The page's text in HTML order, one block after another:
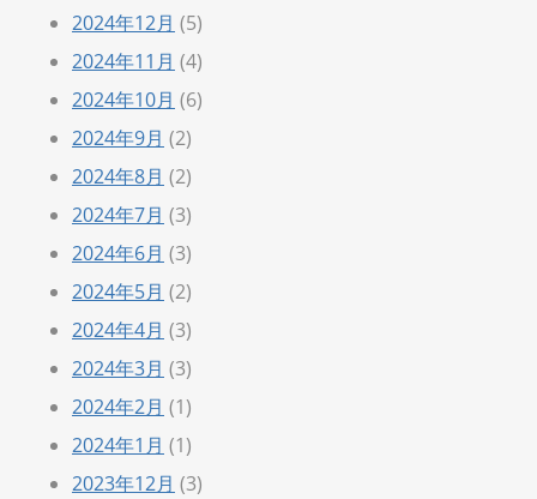
2024年12月 (5)
2024年11月 (4)
2024年10月 (6)
2024年9月 (2)
2024年8月 (2)
2024年7月 (3)
2024年6月 (3)
2024年5月 (2)
2024年4月 (3)
2024年3月 (3)
2024年2月 (1)
2024年1月 (1)
2023年12月 (3)